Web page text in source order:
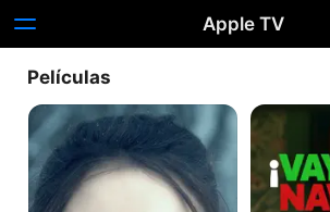
Apple TV
Películas
Juego
perverso
¡VAYA
NAVIDAD!